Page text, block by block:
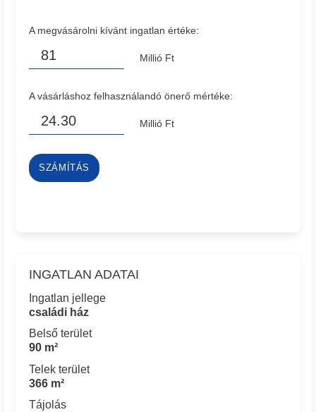
A megvásárolni kívánt ingatlan értéke:
Millió Ft
A vásárláshoz felhasználandó önerő mértéke:
Millió Ft
SZÁMÍTÁS
INGATLAN ADATAI
Ingatlan jellege
családi ház
Belső terület
90 m²
Telek terület
366 m²
Tájolás